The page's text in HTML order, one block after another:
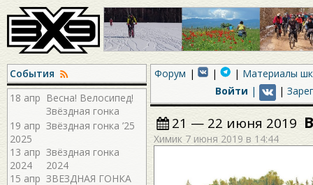
События
18 апр Весна! Велосипед!
Звёздная гонка
2026!
19 апр
2025
Звёздная гонка ’25
13 апр
2024
Звёздная гонка
2024
15 апр ЗВЕЗДНАЯ ГОНКА
Форум
Материалы
Войти | |
21 — 22 июня 2019
Химик 7 июня 2019 в 14:44